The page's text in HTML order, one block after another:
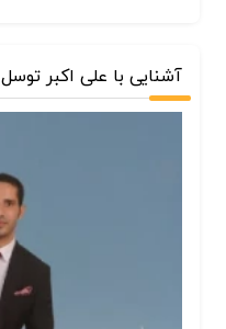
آشنایی با علی اکبر توسل